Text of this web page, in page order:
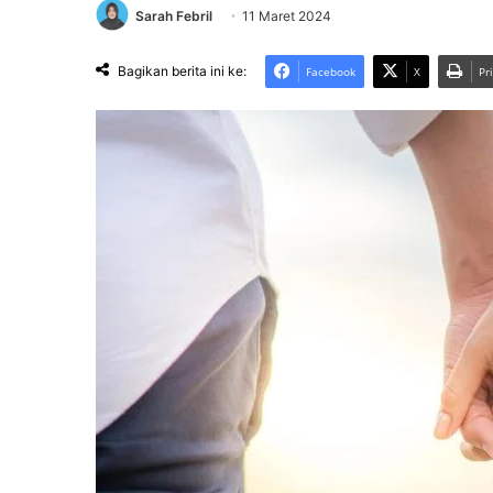
Sarah Febril 11 Maret 2024
Bagikan berita ini ke: Facebook X